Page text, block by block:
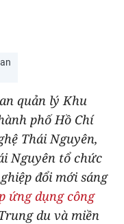
quản lý Khu
phố Hồ Chí
Thái Nguyên,
Nguyên tổ chức
đổi mới sáng
ứng dụng công
du và miền